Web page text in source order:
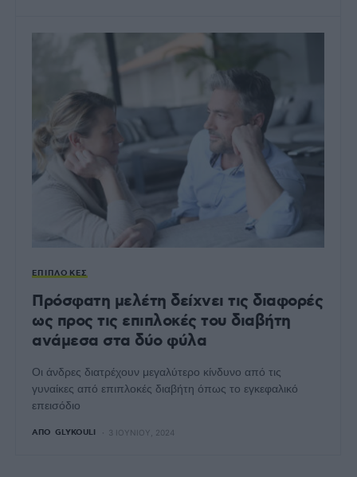
ΕΠΙΠΛΟΚΈΣ
Πρόσφατη μελέτη δείχνει τις διαφορές
ως προς τις επιπλοκές του διαβήτη
ανάμεσα στα δύο φύλα
Οι άνδρες διατρέχουν μεγαλύτερο κίνδυνο από τις
γυναίκες από επιπλοκές διαβήτη όπως το εγκεφαλικό
επεισόδιο
ΑΠΌ GLYKOULI 3 ΙΟΥΝΊΟΥ, 2024